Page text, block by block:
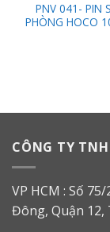
PNV 041- PIN
PHÒNG HOCO
CÔNG TY
VP HCM : Số
Đông, Quận 12,